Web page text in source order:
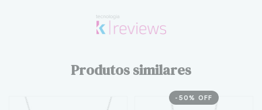
Produtos similares
- 50 % OFF